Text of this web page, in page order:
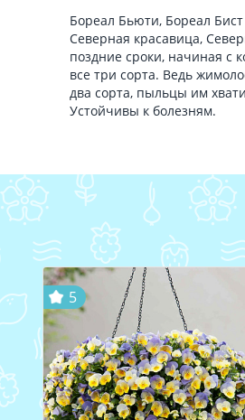
Бореал Бьюти, Бореал
Северная красавица,
поздние сроки, начиная с
все три сорта. Ведь
два сорта, пыльцы им
Устойчивы к болезням.
5